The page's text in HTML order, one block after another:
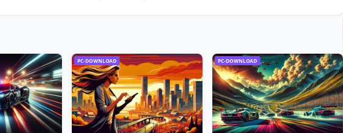
PC-DOWNLOAD PC-DOWNLOAD